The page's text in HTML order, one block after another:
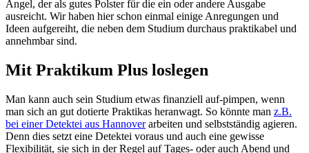
Angel, der als gutes Polster für die ein oder andere Ausgabe
ausreicht. Wir haben hier schon einmal einige Anregungen und
Ideen aufgereiht, die neben dem Studium durchaus praktikabel und
annehmbar sind.
Mit Praktikum Plus loslegen
Man kann auch sein Studium etwas finanziell auf-pimpen, wenn
man sich an gut dotierte Praktikas heranwagt. So könnte man z.B.
bei einer Detektei aus Hannoverarbeiten und selbstständig agieren.
Denn dies setzt eine Detektei voraus und auch eine gewisse
Flexibilität, sie sich in der Regel auf Tages- oder auch Abend und